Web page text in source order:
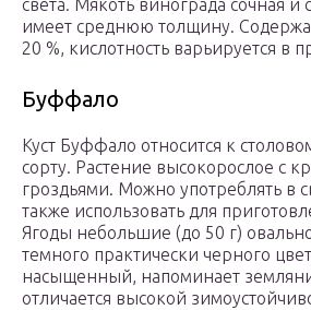
света. Мякоть винограда сочная и
имеет среднюю толщину.
20 %, кислотность варьируется в
Буффало
Куст Буффало относится к
сорту. Растение высокорослое с
гроздьями. Можно употреблять в
также использовать для
Ягоды небольшие (до 50 г)
темного практически черного
насыщенный, напоминает
отличается высокой